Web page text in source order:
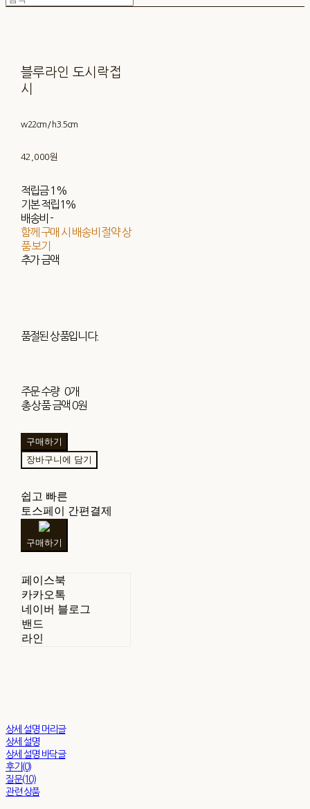
블루라인 도시락접
시
w 22cm / h 3.5cm
42,000원
적립금 1%
기본 적립1%
배송비-
함께 구매 시 배송비 절약 상
품 보기
추가 금액
품절된 상품입니다.
주문 수량 0개
총 상품 금액0원
구매하기
장바구니에 담기
쉽고 빠른
토스페이 간편결제
구매하기
페이스북
카카오톡
네이버 블로그
밴드
라인
상세 설명 머리글
상세 설명
상세 설명 바닥글
후기(0)
질문(10)
관련 상품